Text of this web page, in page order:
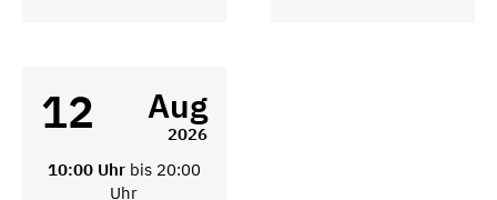
12 Aug
2026
10:00 Uhr bis 20:00
Uhr